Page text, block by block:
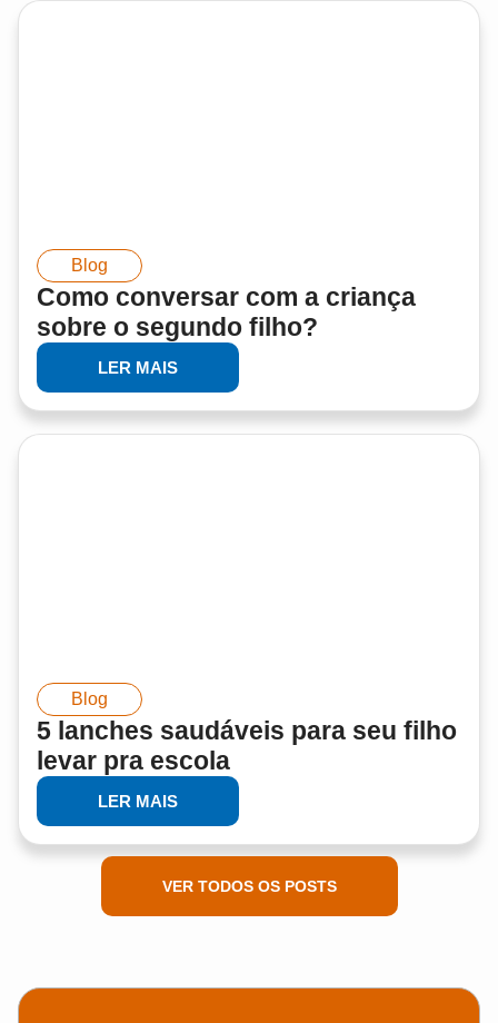
Blog
Como conversar com a criança
sobre o segundo filho?
LER MAIS
Blog
5 lanches saudáveis para seu filho
levar pra escola
LER MAIS
VER TODOS OS POSTS